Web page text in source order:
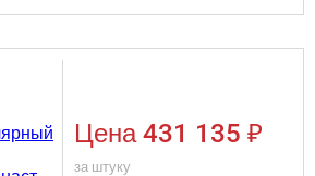
Цена431 135 ₽
за штуку